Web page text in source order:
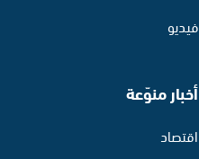
فيديو
أخبار منوّعة
اقتصاد